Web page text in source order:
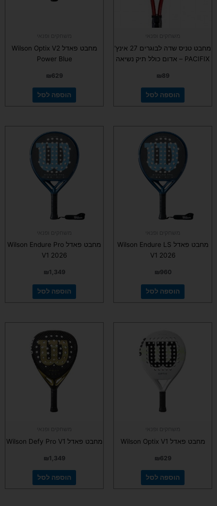
מחבט טניס שדה לבוגרים 27 אינץ'
PACIFIX – אדום כולל תיק נשיאה
₪89
הוספה לסל
מחבט פאדל Wilson Optix V2
Power Blue
₪629
הוספה לסל
מחבט פאדל Wilson Endure LS
V1 2026
₪960
הוספה לסל
מחבט פאדל Wilson Endure Pro
V1 2026
₪1,349
הוספה לסל
מחבט פאדל Wilson Optix V1
₪629
הוספה לסל
מחבט פאדל Wilson Defy Pro V1
₪1,349
הוספה לסל